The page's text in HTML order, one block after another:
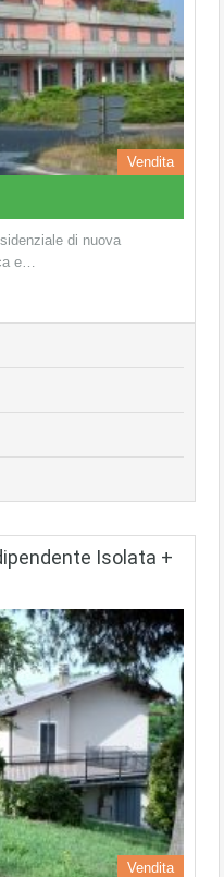
Vendita
di nuova
e…
Isolata +
Vendita